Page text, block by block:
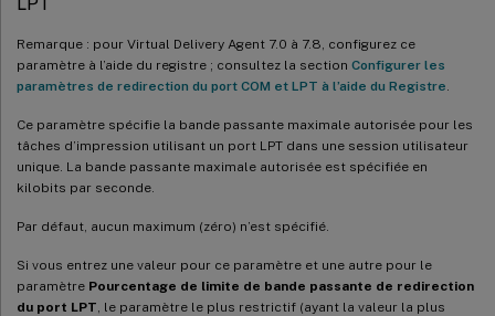
Remarque : pour Virtual Delivery Agent 7.0 à 7.8, configurez ce
paramètre à l’aide du registre ; consultez la section Configurer les
paramètres de redirection du port COM et LPT à l’aide du Registre
Ce paramètre spécifie la bande passante maximale autorisée pour les
tâches d’impression utilisant un port LPT dans une session utilisateur
unique. La bande passante maximale autorisée est spécifiée en
kilobits par seconde.
Par défaut, aucun maximum (zéro) n’est spécifié.
Si vous entrez une valeur pour ce paramètre et une autre pour le
paramètre Pourcentage de limite de bande passante de redirection
du port LPT , le paramètre le plus restrictif (ayant la valeur la plus